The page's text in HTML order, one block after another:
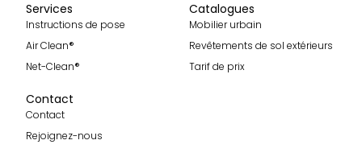
Services
Instructions de pose
Air Clean®
Net-Clean®
Catalogues
Mobilier urbain
Revêtements de sol extérieurs
Tarif de prix
Contact
Contact
Rejoignez-nous